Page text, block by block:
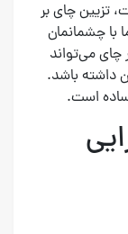
تزیین چای بر
با چشمانمان
می‌تواند
داشته باشد.
است.